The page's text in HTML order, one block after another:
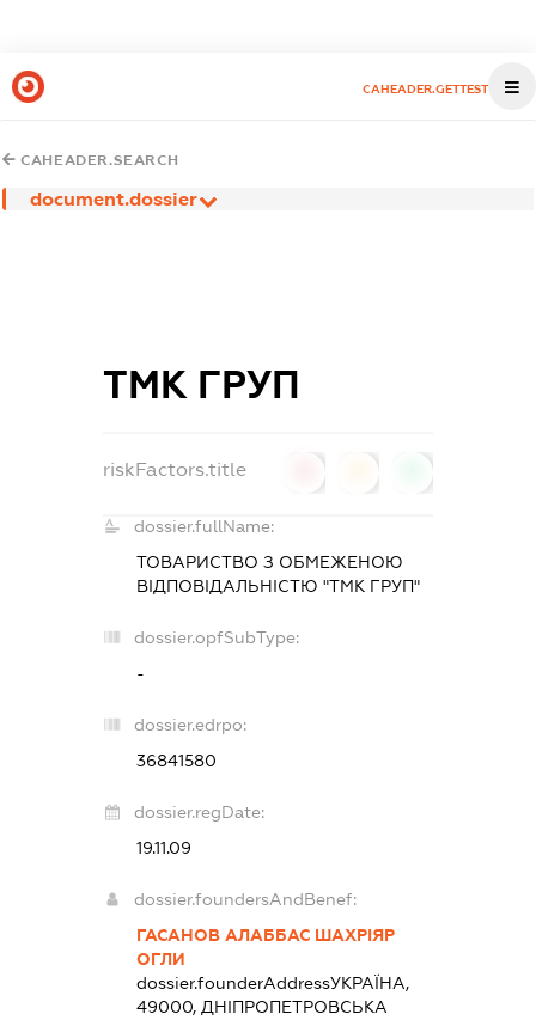
CAHEADER.GETTEST
CAHEADER.SEARCH
document.dossier
ТМК ГРУП
riskFactors.title
dossier.fullName:
ТОВАРИСТВО З ОБМЕЖЕНОЮ
ВІДПОВІДАЛЬНІСТЮ "ТМК ГРУП"
dossier.opfSubType:
-
dossier.edrpo:
36841580
dossier.regDate:
19.11.09
dossier.foundersAndBenef:
ГАСАНОВ АЛАББАС ШАХРІЯР
ОГЛИ
dossier.founderAddressУКРАЇНА,
49000, ДНІПРОПЕТРОВСЬКА